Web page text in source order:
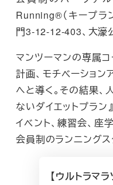
Running®（キープラ
門3-12-12-403、大濠
マンツーマンの専属コ
計画、モチベーション
へと導く。その結果、
ないダイエットプラン
イベント、練習会、座
会員制のランニングス
【ウルトラマ